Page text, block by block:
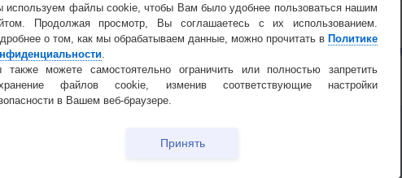
декада Мобильная версия
О проекте
Политика
конфиденциальности
Частые вопросы
Гостевая книга
используем файлы cookie, чтобы Вам было удобнее пользоваться нашим
Продолжая просмотр, Вы соглашаетесь с их использованием.
о том, как мы обрабатываем данные, можно прочитать в Политике
также можете самостоятельно ограничить или полностью запретить
файлов cookie, изменив соответствующие настройки
в Вашем веб-браузере.
Принять